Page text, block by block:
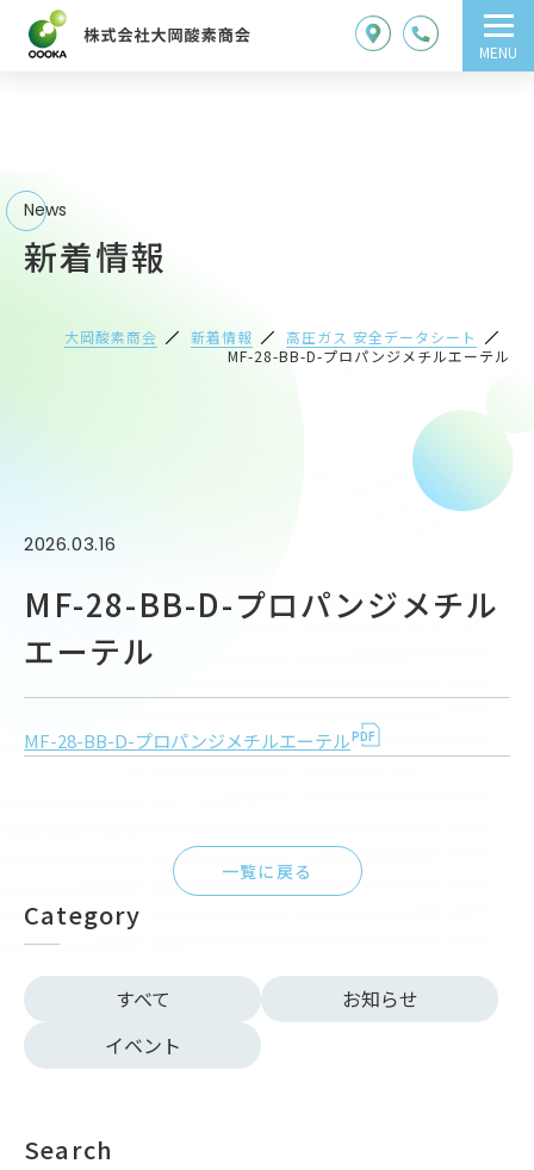
MENU
News
新着情報
大岡酸素商会 新着情報
高圧ガス 安全データシート
MF-28-BB-D-プロパンジメチルエーテル
Category
すべて
お知らせ
イベント
Search
2026.03.16
MF-28-BB-D-プロパンジメチル
エーテル
MF-28-BB-D-プロパンジメチルエーテル
一覧に戻る